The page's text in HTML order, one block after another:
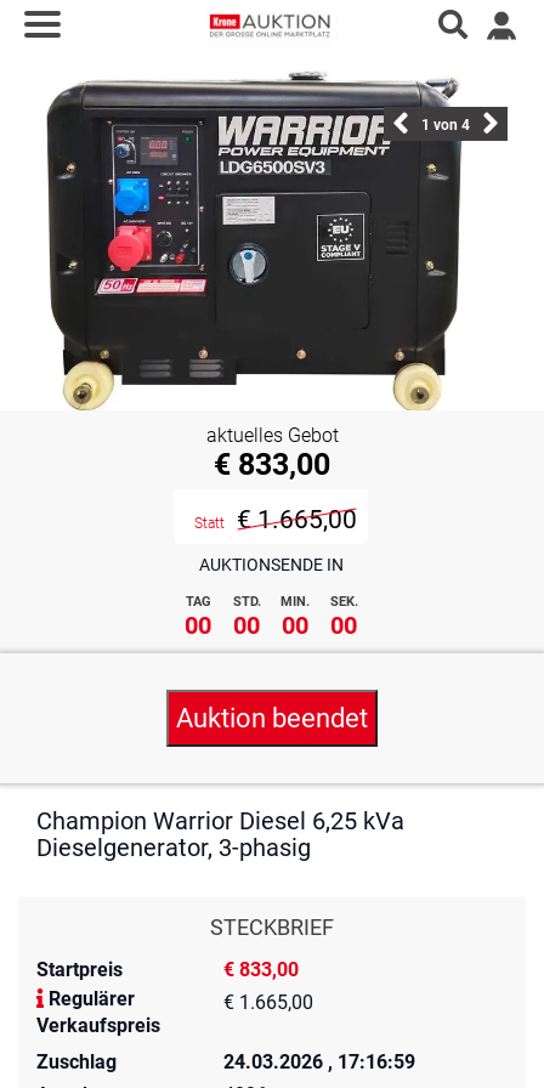
1 von 4
AUKTIONSENDE IN
TAG STD. MIN. SEK.
00 00 00 00
aktuelles Gebot
€ 833,00
Statt € 1.665,00
Auktion beendet
Champion Warrior Diesel 6,25 kVa
Dieselgenerator, 3-phasig
STECKBRIEF
Startpreis
€ 833,00
Regulärer
Verkaufspreis
€ 1.665,00
Zuschlag
24.03.2026 , 17:16:59